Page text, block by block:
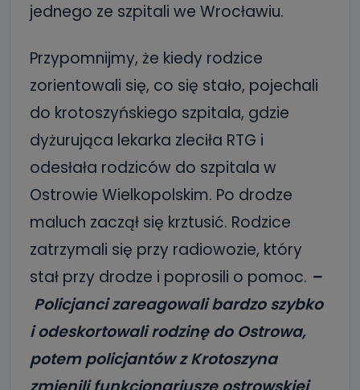
jednego ze szpitali we Wrocławiu.
Przypomnijmy, że kiedy rodzice
zorientowali się, co się stało, pojechali
do krotoszyńskiego szpitala, gdzie
dyżurująca lekarka zleciła RTG i
odesłała rodziców do szpitala w
Ostrowie Wielkopolskim. Po drodze
maluch zaczął się krztusić. Rodzice
zatrzymali się przy radiowozie, który
stał przy drodze i poprosili o pomoc. –
Policjanci zareagowali bardzo szybko
i odeskortowali rodzinę do Ostrowa,
potem policjantów z Krotoszyna